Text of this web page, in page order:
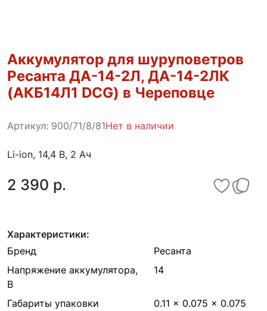
Аккумулятор для шуруповетров
Ресанта ДА-14-2Л, ДА-14-2ЛК
(АКБ14Л1 DCG) в Череповце
Артикул: 900/71/8/81Нет в наличии
Li-ion, 14,4 В, 2 Ач
2 390 p.
Характеристики:
Бренд
Ресанта
Напряжение аккумулятора,
В
14
Габариты упаковки
0.11 × 0.075 × 0.075